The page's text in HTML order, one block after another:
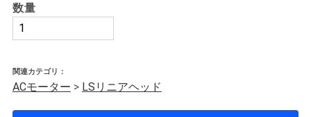
数量
関連カテゴリ：
ACモーター > LSリニアヘッド